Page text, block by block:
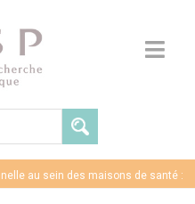
au sein des maisons de santé :
SCHWEYER